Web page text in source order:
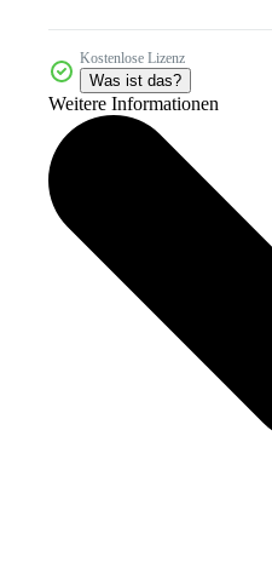
Kostenlose Lizenz
Was ist das?
Weitere Informationen